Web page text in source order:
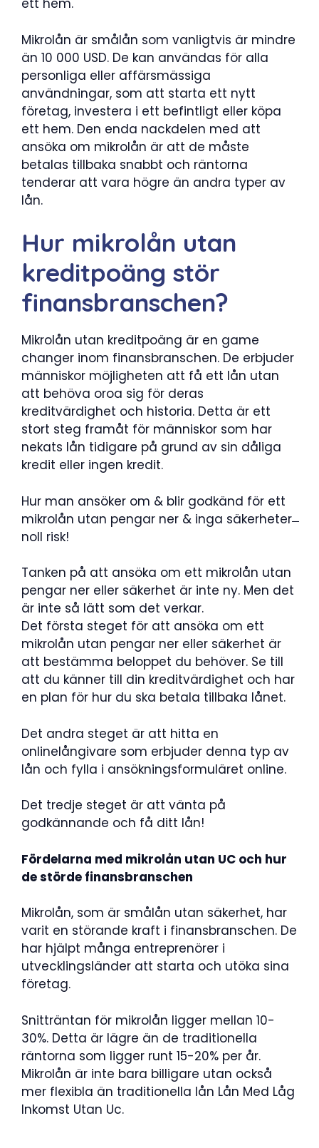
ett hem.
Mikrolån är smålån som vanligtvis är mindre
än 10 000 USD. De kan användas för alla
personliga eller affärsmässiga
användningar, som att starta ett nytt
företag, investera i ett befintligt eller köpa
ett hem. Den enda nackdelen med att
ansöka om mikrolån är att de måste
betalas tillbaka snabbt och räntorna
tenderar att vara högre än andra typer av
lån.
Hur mikrolån utan
kreditpoäng stör
finansbranschen?
Mikrolån utan kreditpoäng är en game
changer inom finansbranschen. De erbjuder
människor möjligheten att få ett lån utan
att behöva oroa sig för deras
kreditvärdighet och historia. Detta är ett
stort steg framåt för människor som har
nekats lån tidigare på grund av sin dåliga
kredit eller ingen kredit.
Hur man ansöker om & blir godkänd för ett
mikrolån utan pengar ner & inga säkerheter ̶
noll risk!
Tanken på att ansöka om ett mikrolån utan
pengar ner eller säkerhet är inte ny. Men det
är inte så lätt som det verkar.
Det första steget för att ansöka om ett
mikrolån utan pengar ner eller säkerhet är
att bestämma beloppet du behöver. Se till
att du känner till din kreditvärdighet och har
en plan för hur du ska betala tillbaka lånet.
Det andra steget är att hitta en
onlinelångivare som erbjuder denna typ av
lån och fylla i ansökningsformuläret online.
Det tredje steget är att vänta på
godkännande och få ditt lån!
Fördelarna med mikrolån utan UC och hur
de störde finansbranschen
Mikrolån, som är smålån utan säkerhet, har
varit en störande kraft i finansbranschen. De
har hjälpt många entreprenörer i
utvecklingsländer att starta och utöka sina
företag.
Snitträntan för mikrolån ligger mellan 10-
30%. Detta är lägre än de traditionella
räntorna som ligger runt 15-20% per år.
Mikrolån är inte bara billigare utan också
mer flexibla än traditionella lån Lån Med Låg
Inkomst Utan Uc.